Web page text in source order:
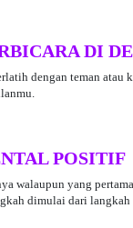
DI
dengan teman atau
POSITIF
walaupun yang
dimulai dari langkah